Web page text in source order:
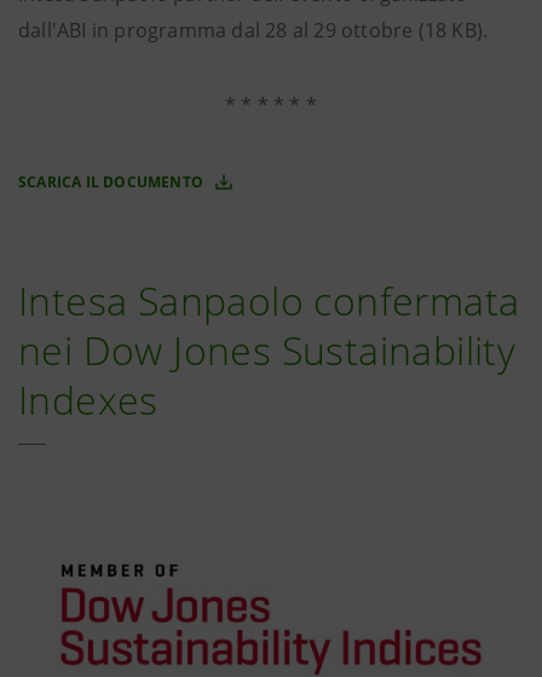
dall'ABI in programma dal 28 al 29 ottobre (18 KB).
* * * * * *
SCARICA IL DOCUMENTO
Intesa Sanpaolo confermata
nei Dow Jones Sustainability
Indexes